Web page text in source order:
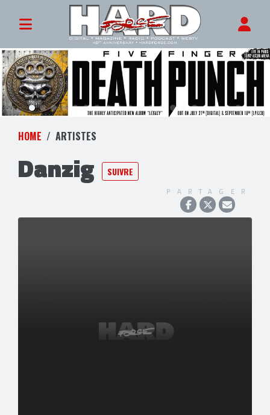
HOME ARTISTES
Danzig SUIVRE
PARTAGER